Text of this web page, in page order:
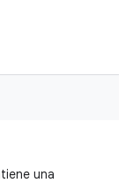
una